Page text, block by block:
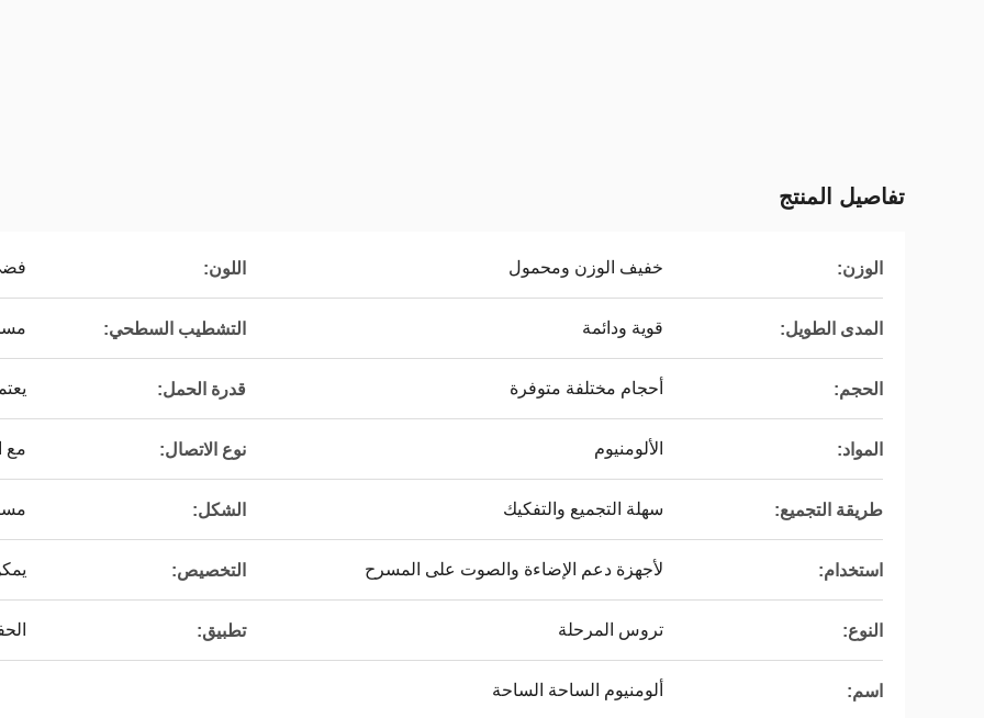
تفاصيل المنتج
الوزن: خفيف الوزن ومحمول اللون:
المدى الطويل: قوية ودائمة التشطيب السطحي:
الحجم: أحجام مختلفة متوفرة قدرة الحمل:
المواد: الألومنيوم نوع الاتصال: مع
طريقة التجميع: سهلة التجميع والتفكيك الشكل:
استخدام: لأجهزة دعم الإضاءة والصوت على المسرح التخصيص:
النوع: تروس المرحلة تطبيق:
اسم: ألومنيوم الساحة الساحة